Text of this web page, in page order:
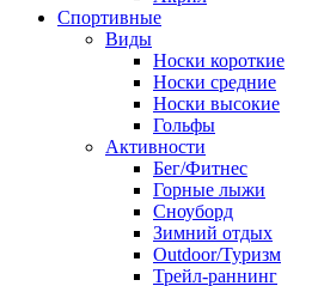
Спортивные
Виды
Носки короткие
Носки средние
Носки высокие
Гольфы
Активности
Бег/Фитнес
Горные лыжи
Сноуборд
Зимний отдых
Outdoor/Туризм
Трейл-раннинг